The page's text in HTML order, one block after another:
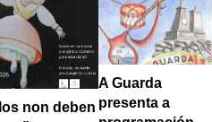
non deben
A Guarda
presenta a